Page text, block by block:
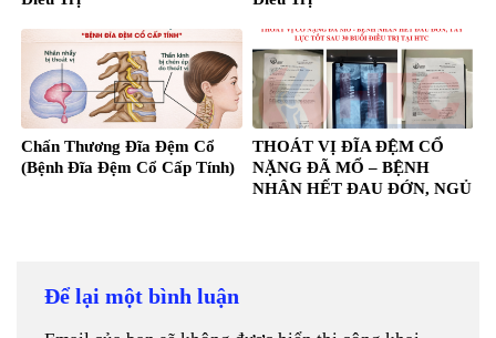
Chấn Thương Đĩa Đệm Cổ
(Bệnh Đĩa Đệm Cổ Cấp Tính)
THOÁT VỊ ĐĨA ĐỆM CỔ
NẶNG ĐÃ MỔ – BỆNH
NHÂN HẾT ĐAU ĐỚN, NGỦ
Để lại một bình luận